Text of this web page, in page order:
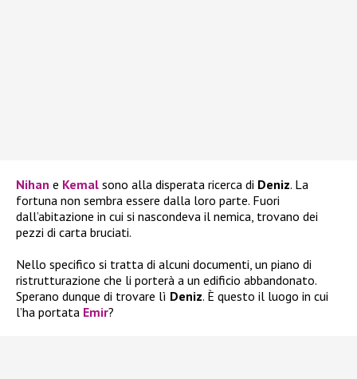
Nihan e Kemal sono alla disperata ricerca di Deniz. La
fortuna non sembra essere dalla loro parte. Fuori
dall’abitazione in cui si nascondeva il nemica, trovano dei
pezzi di carta bruciati.
Nello specifico si tratta di alcuni documenti, un piano di
ristrutturazione che li porterà a un edificio abbandonato.
Sperano dunque di trovare lì Deniz. È questo il luogo in cui
l’ha portata Emir?